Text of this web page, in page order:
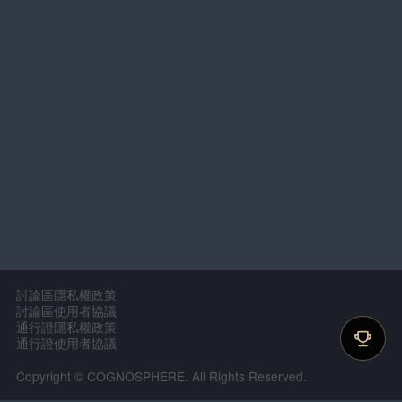
討論區隱私權政策
討論區使用者協議
通行證隱私權政策
通行證使用者協議
Copyright © COGNOSPHERE. All Rights Reserved.